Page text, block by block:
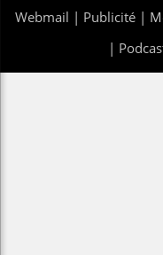
Webmail | Publicité |
|